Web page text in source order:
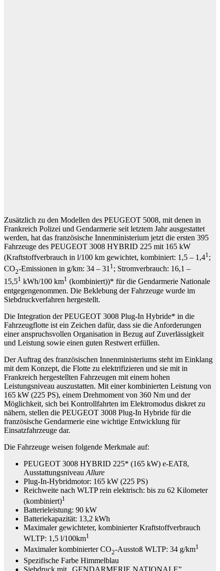
Zusätzlich zu den Modellen des PEUGEOT 5008, mit denen in
Frankreich Polizei und Gendarmerie seit letztem Jahr ausgestattet
werden, hat das französische Innenministerium jetzt die ersten 395
Fahrzeuge des PEUGEOT 3008 HYBRID 225 mit 165 kW
(Kraftstoffverbrauch in l/100 km gewichtet, kombiniert: 1,5 – 1,41;
CO2-Emissionen in g/km: 34 – 31 1 ; Stromverbrauch: 16,1 –
15,51 kWh/100 km1 (kombiniert))* für die Gendarmerie Nationale
entgegengenommen. Die Beklebung der Fahrzeuge wurde im
Siebdruckverfahren hergestellt.
Die Integration der PEUGEOT 3008 Plug-In Hybride* in die
Fahrzeugflotte ist ein Zeichen dafür, dass sie die Anforderungen
einer anspruchsvollen Organisation in Bezug auf Zuverlässigkeit
und Leistung sowie einen guten Restwert erfüllen.
Der Auftrag des französischen Innenministeriums steht im Einklang
mit dem Konzept, die Flotte zu elektrifizieren und sie mit in
Frankreich hergestellten Fahrzeugen mit einem hohen
Leistungsniveau auszustatten. Mit einer kombinierten Leistung von
165 kW (225 PS), einem Drehmoment von 360 Nm und der
Möglichkeit, sich bei Kontrollfahrten im Elektromodus diskret zu
nähern, stellen die PEUGEOT 3008 Plug-In Hybride für die
französische Gendarmerie eine wichtige Entwicklung für
Einsatzfahrzeuge dar.
Die Fahrzeuge weisen folgende Merkmale auf:
PEUGEOT 3008 HYBRID 225* (165 kW) e-EAT8,
Ausstattungsniveau Allure
Plug-In-Hybridmotor: 165 kW (225 PS)
Reichweite nach WLTP rein elektrisch: bis zu 62 Kilometer
(kombiniert)1
Batterieleistung: 90 kW
Batteriekapazität: 13,2 kWh
Maximaler gewichteter, kombinierter Kraftstoffverbrauch
WLTP: 1,5 l/100km1
Maximaler kombinierter CO2-Ausstoß WLTP: 34 g/km1
Spezifische Farbe Himmelblau
Siebdruck mit „GENDARMERIE NATIONALE”